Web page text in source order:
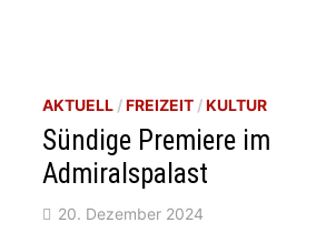
AKTUELL /FREIZEIT /KULTUR
Sündige Premiere im
Admiralspalast
20. Dezember 2024